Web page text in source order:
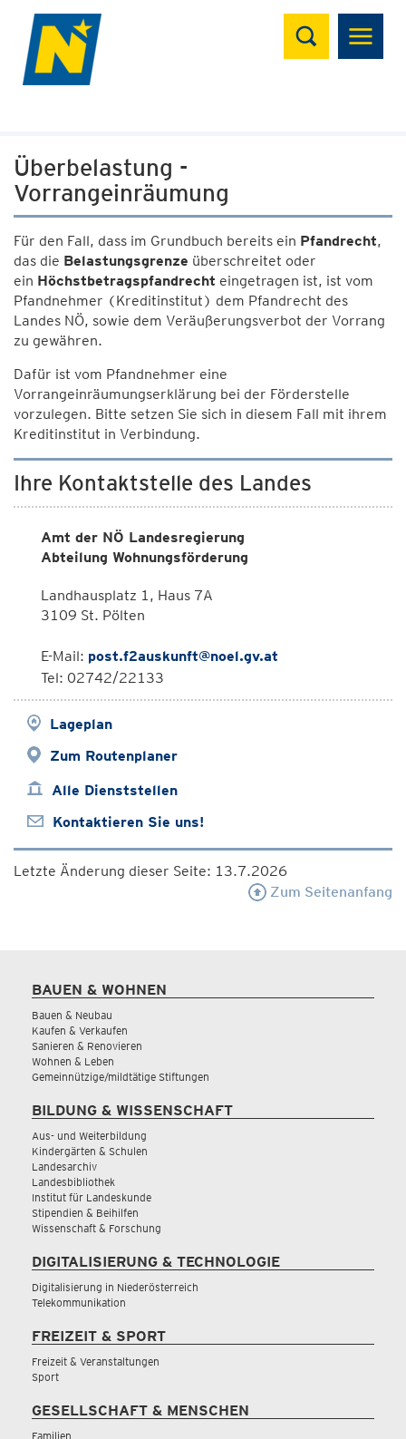
Suchen
Überbelastung -
Vorrangeinräumung
Für den Fall, dass im Grundbuch bereits ein Pfandrecht,
das die Belastungsgrenze überschreitet oder
ein Höchstbetragspfandrecht eingetragen ist, ist vom
Pfandnehmer (Kreditinstitut) dem Pfandrecht des
Landes NÖ, sowie dem Veräußerungsverbot der Vorrang
zu gewähren.
Dafür ist vom Pfandnehmer eine
Vorrangeinräumungserklärung bei der Förderstelle
vorzulegen. Bitte setzen Sie sich in diesem Fall mit ihrem
Kreditinstitut in Verbindung.
Ihre Kontaktstelle des Landes
Amt der NÖ Landesregierung
Abteilung Wohnungsförderung
Landhausplatz 1, Haus 7A
3109 St. Pölten
E-Mail: post.f2auskunft@noel.gv.at
Tel: 02742/22133
Lageplan
Zum Routenplaner
Alle Dienststellen
Kontaktieren Sie uns!
Letzte Änderung dieser Seite: 13.7.2026
Zum Seitenanfang
BAUEN & WOHNEN
Bauen & Neubau
Kaufen & Verkaufen
Sanieren & Renovieren
Wohnen & Leben
Gemeinnützige/mildtätige Stiftungen
BILDUNG & WISSENSCHAFT
Aus- und Weiterbildung
Kindergärten & Schulen
Landesarchiv
Landesbibliothek
Institut für Landeskunde
Stipendien & Beihilfen
Wissenschaft & Forschung
DIGITALISIERUNG & TECHNOLOGIE
Digitalisierung in Niederösterreich
Telekommunikation
FREIZEIT & SPORT
Freizeit & Veranstaltungen
Sport
GESELLSCHAFT & MENSCHEN
Familien